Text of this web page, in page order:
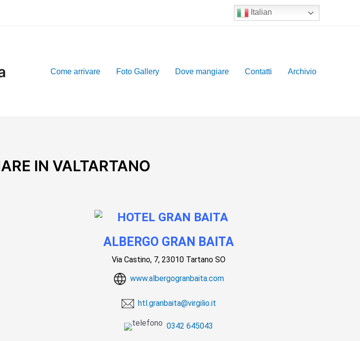
Italian
Come arrivare Foto Gallery Dove mangiare Contatti Archivio
IN VALTARTANO
ALBERGO GRAN BAITA
Via Castino, 7, 23010 Tartano SO
www.albergogranbaita.com
htl.granbaita@virgilio.it
0342 645043